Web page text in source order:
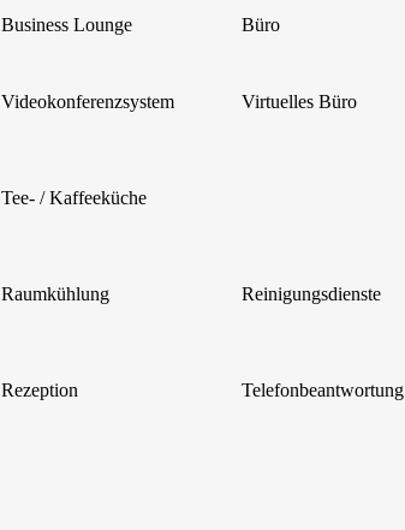
Business Lounge Büro
Videokonferenzsystem Virtuelles Büro
Tee- / Kaffeeküche
Raumkühlung Reinigungsdienste
Rezeption Telefonbeantwortung